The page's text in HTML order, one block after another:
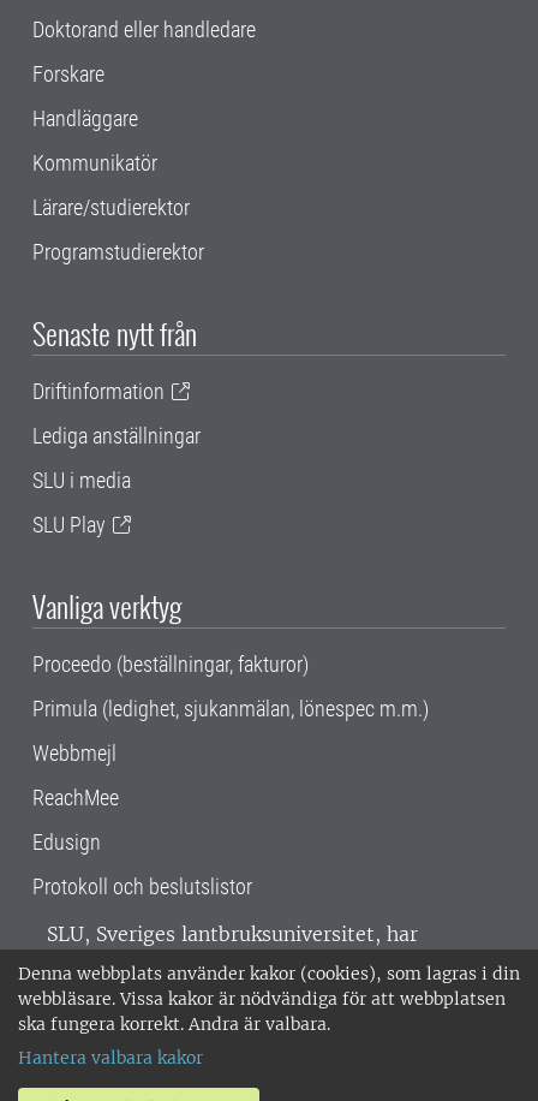
Denna webbplats använder kakor (cookies), som lagras i din
webbläsare. Vissa kakor är nödvändiga för att webbplatsen
ska fungera korrekt. Andra är valbara.
Hantera valbara kakor
Doktorand eller handledare
Forskare
Handläggare
Kommunikatör
Lärare/studierektor
Programstudierektor
Senaste nytt från
Driftinformation
Lediga anställningar
SLU i media
SLU Play
Vanliga verktyg
Proceedo (beställningar, fakturor)
Primula (ledighet, sjukanmälan, lönespec m.m.)
Webbmejl
ReachMee
Edusign
Protokoll och beslutslistor
SLU, Sveriges lantbruksuniversitet, har
verksamhet över hela Sverige. Huvudorter är
Alnarp, Uppsala och Umeå.SLU är
miljöcertifierat enligt ISO 14001. •
018-67 10 00 • Org nr: 202100-2817 •